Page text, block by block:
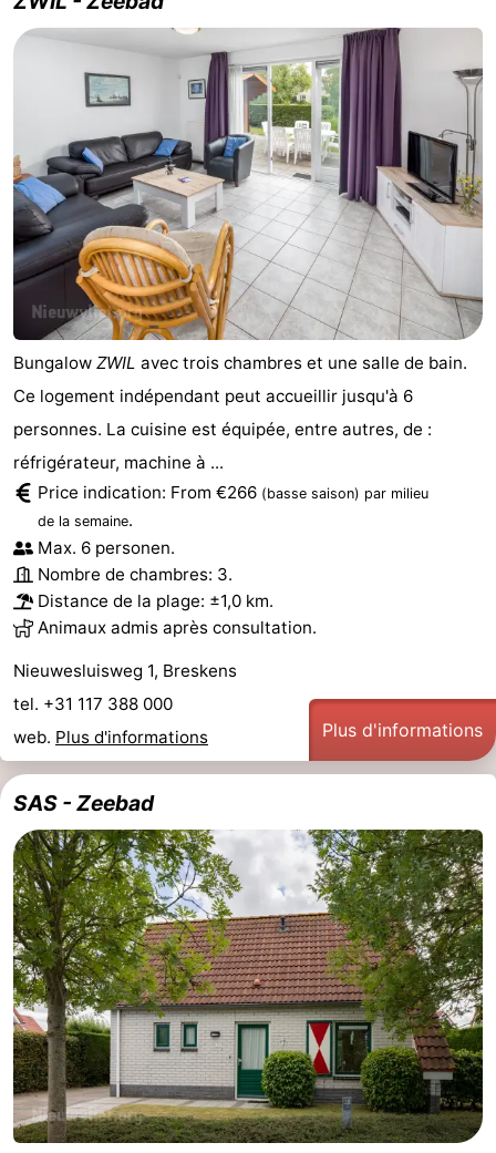
Bungalow ZWIL avec trois chambres et une salle de bain.
Ce logement indépendant peut accueillir jusqu'à 6
personnes. La cuisine est équipée, entre autres, de :
réfrigérateur, machine à ...
Price indication: From €266 (basse saison) par milieu
de la semaine.
Max. 6 personen.
Nombre de chambres: 3.
Distance de la plage: ±1,0 km.
Animaux admis après consultation.
Nieuwesluisweg 1, Breskens
tel. +31 117 388 000
web. Plus d'informations Plus d'informations
SAS - Zeebad